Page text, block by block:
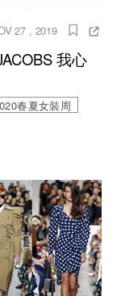
27 , 2019
我心
春夏女裝周